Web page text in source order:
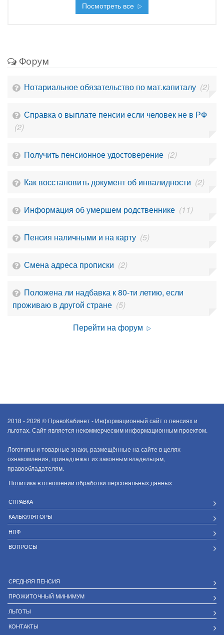
Посмотреть все
Форум
Нотариальное обязательство по мат.капиталу (2)
Справка о выплате пенсии если человек не в РФ
(2)
Получить пенсионное удостоверение (2)
Как восстановить документ об инвалидности (2)
Информация об умершем родственнике (11)
Пенсия наличными и на карту (5)
Смена адреса прописки (2)
Положена ли надбавка к 80-ти летию, если
проживаю в другой стране (5)
Перейти на форум
2018 - 2026 © ПравоКабинет - Информационный сайт о пенсиях и
льготах. Сайт является некоммерческим информационным проектом.
Логотипы и товарные знаки, размещённые на сайте в целях
ознакомления, принадлежат их законным владельцам,
правообладателям.
Политика в отношении обработки персональных данных
СПРАВКА
КАЛЬКУЛЯТОРЫ
НПФ
ВОПРОСЫ
СРЕДНЯЯ ПЕНСИЯ
ПРОЖИТОЧНЫЙ МИНИМУМ
ЛЬГОТЫ
КОНТАКТЫ